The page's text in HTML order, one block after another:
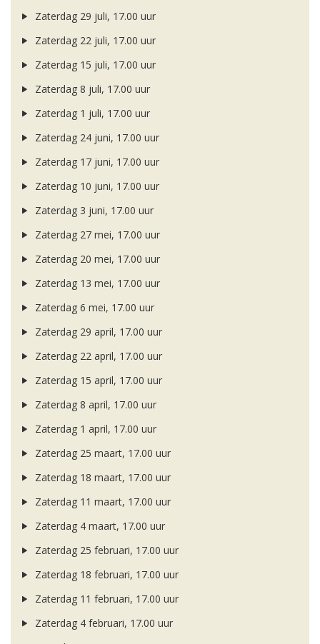
Zaterdag 29 juli, 17.00 uur
Zaterdag 22 juli, 17.00 uur
Zaterdag 15 juli, 17.00 uur
Zaterdag 8 juli, 17.00 uur
Zaterdag 1 juli, 17.00 uur
Zaterdag 24 juni, 17.00 uur
Zaterdag 17 juni, 17.00 uur
Zaterdag 10 juni, 17.00 uur
Zaterdag 3 juni, 17.00 uur
Zaterdag 27 mei, 17.00 uur
Zaterdag 20 mei, 17.00 uur
Zaterdag 13 mei, 17.00 uur
Zaterdag 6 mei, 17.00 uur
Zaterdag 29 april, 17.00 uur
Zaterdag 22 april, 17.00 uur
Zaterdag 15 april, 17.00 uur
Zaterdag 8 april, 17.00 uur
Zaterdag 1 april, 17.00 uur
Zaterdag 25 maart, 17.00 uur
Zaterdag 18 maart, 17.00 uur
Zaterdag 11 maart, 17.00 uur
Zaterdag 4 maart, 17.00 uur
Zaterdag 25 februari, 17.00 uur
Zaterdag 18 februari, 17.00 uur
Zaterdag 11 februari, 17.00 uur
Zaterdag 4 februari, 17.00 uur